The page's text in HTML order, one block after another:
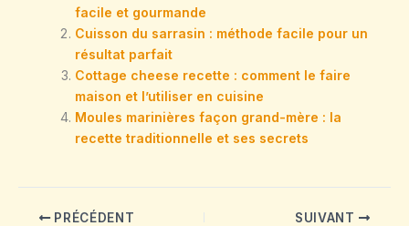
facile et gourmande
Cuisson du sarrasin : méthode facile pour un
résultat parfait
Cottage cheese recette : comment le faire
maison et l’utiliser en cuisine
Moules marinières façon grand-mère : la
recette traditionnelle et ses secrets
PRÉCÉDENT SUIVANT